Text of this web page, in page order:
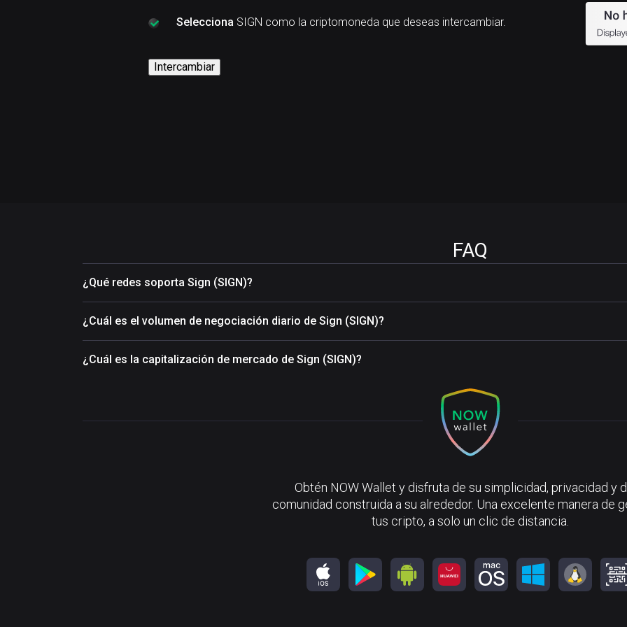
Selecciona SIGN como la criptomoneda que deseas intercambiar.
Intercambiar
FAQ
¿Qué redes soporta Sign (SIGN)?
¿Cuál es el volumen de negociación diario de Sign (SIGN)?
¿Cuál es la capitalización de mercado de Sign (SIGN)?
Obtén NOW Wallet y disfruta de su simplicidad, privacidad y
comunidad construida a su alrededor. Una excelente manera de
tus cripto, a solo un clic de distancia.